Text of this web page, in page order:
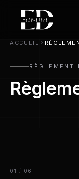
ACCUEIL
RÈGLEMENT
01 / 06